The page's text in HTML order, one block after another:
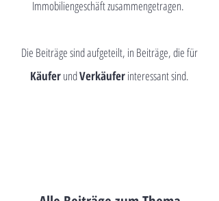
Immobiliengeschäft zusammengetragen.
Die Beiträge sind aufgeteilt, in Beiträge, die für
KäuferundVerkäuferinteressant sind.